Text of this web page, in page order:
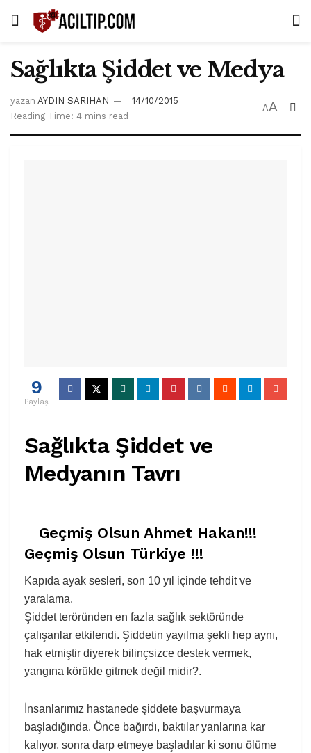
Sağlıkta Şiddet ve Medya
yazan AYDIN SARIHAN
14/10/2015
Reading Time: 4 mins read
AA
9
Paylaş
Sağlıkta Şiddet ve
Medyanın Tavrı
Geçmiş Olsun Ahmet Hakan!!!
Geçmiş Olsun Türkiye !!!
Kapıda ayak sesleri, son 10 yıl içinde tehdit ve
yaralama.
Şiddet teröründen en fazla sağlık sektöründe
çalışanlar etkilendi. Şiddetin yayılma şekli hep aynı,
hak etmiştir diyerek bilinçsizce destek vermek,
yangına körükle gitmek değil midir?.
İnsanlarımız hastanede şiddete başvurmaya
başladığında. Önce bağırdı, baktılar yanlarına kar
kalıyor, sonra darp etmeye başladılar ki sonu ölüme